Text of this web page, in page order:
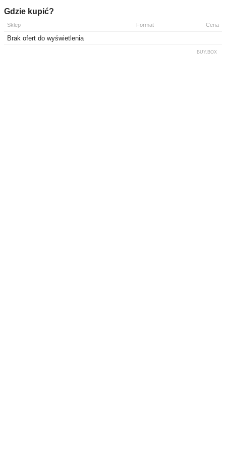
Gdzie kupić?
Sklep Format Cena
Brak ofert do wyświetlenia
BUY.BOX